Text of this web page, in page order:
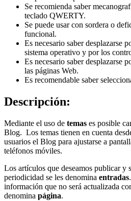
Se recomienda saber
teclado QWERTY.
Se puede usar con sordera o
funcional.
Es necesario saber desplazarse
sistema operativo y por los
Es necesario saber desplazarse
las páginas Web.
Es recomendable saber
Descripción:
Mediante el uso de temas es posible
Blog. Los temas tienen en cuenta
usuarios el Blog para ajustarse a
teléfonos móviles.
Los artículos que deseamos publicar y
periodicidad se les denomina entradas
información que no será actualizada
denomina página.